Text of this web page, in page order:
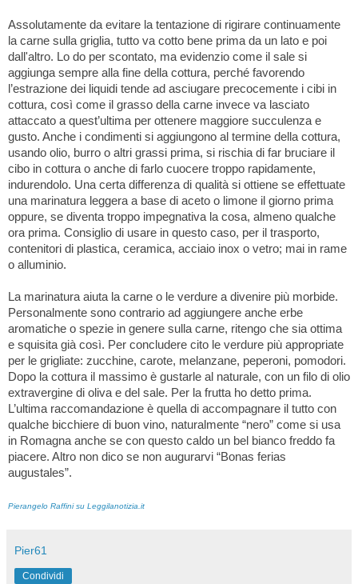
Assolutamente da evitare la tentazione di rigirare continuamente
la carne sulla griglia, tutto va cotto bene prima da un lato e poi
dall'altro. Lo do per scontato, ma evidenzio come il sale si
aggiunga sempre alla fine della cottura, perché favorendo
l’estrazione dei liquidi tende ad asciugare precocemente i cibi in
cottura, così come il grasso della carne invece va lasciato
attaccato a quest’ultima per ottenere maggiore succulenza e
gusto. Anche i condimenti si aggiungono al termine della cottura,
usando olio, burro o altri grassi prima, si rischia di far bruciare il
cibo in cottura o anche di farlo cuocere troppo rapidamente,
indurendolo. Una certa differenza di qualità si ottiene se effettuate
una marinatura leggera a base di aceto o limone il giorno prima
oppure, se diventa troppo impegnativa la cosa, almeno qualche
ora prima. Consiglio di usare in questo caso, per il trasporto,
contenitori di plastica, ceramica, acciaio inox o vetro; mai in rame
o alluminio.
La marinatura aiuta la carne o le verdure a divenire più morbide.
Personalmente sono contrario ad aggiungere anche erbe
aromatiche o spezie in genere sulla carne, ritengo che sia ottima
e squisita già così. Per concludere cito le verdure più appropriate
per le grigliate: zucchine, carote, melanzane, peperoni, pomodori.
Dopo la cottura il massimo è gustarle al naturale, con un filo di olio
extravergine di oliva e del sale. Per la frutta ho detto prima.
L’ultima raccomandazione è quella di accompagnare il tutto con
qualche bicchiere di buon vino, naturalmente “nero” come si usa
in Romagna anche se con questo caldo un bel bianco freddo fa
piacere. Altro non dico se non augurarvi “Bonas ferias
augustales”.
Pierangelo Raffini su Leggilanotizia.it
Pier61
Condividi